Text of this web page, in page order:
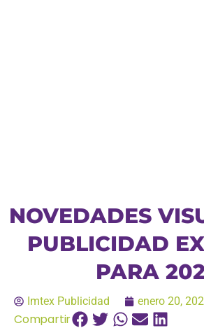
NOVEDADES
PUBLICIDAD
PARA
Imtex Publicidad enero 20,
Compartir